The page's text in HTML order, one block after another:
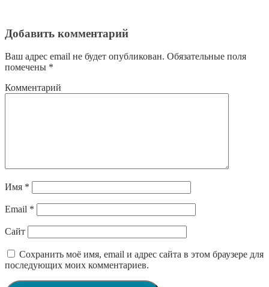
Добавить комментарий
Ваш адрес email не будет опубликован. Обязательные поля
помечены *
Комментарий
Имя *
Email *
Сайт
Сохранить моё имя, email и адрес сайта в этом браузере для
последующих моих комментариев.